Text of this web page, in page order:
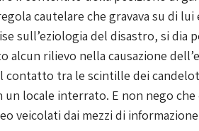
cautelare che gravava su di
sull’eziologia del disastro, si dia
rilievo nella causazione
tra le scintille dei
un locale interrato. E non nego
veicolati dai mezzi di